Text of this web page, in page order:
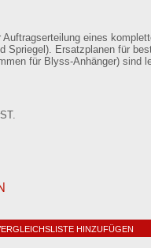
Auftragserteilung eines
Spriegel). Ersatzplanen für
für Blyss-Anhänger) sind
HINZUFÜGEN